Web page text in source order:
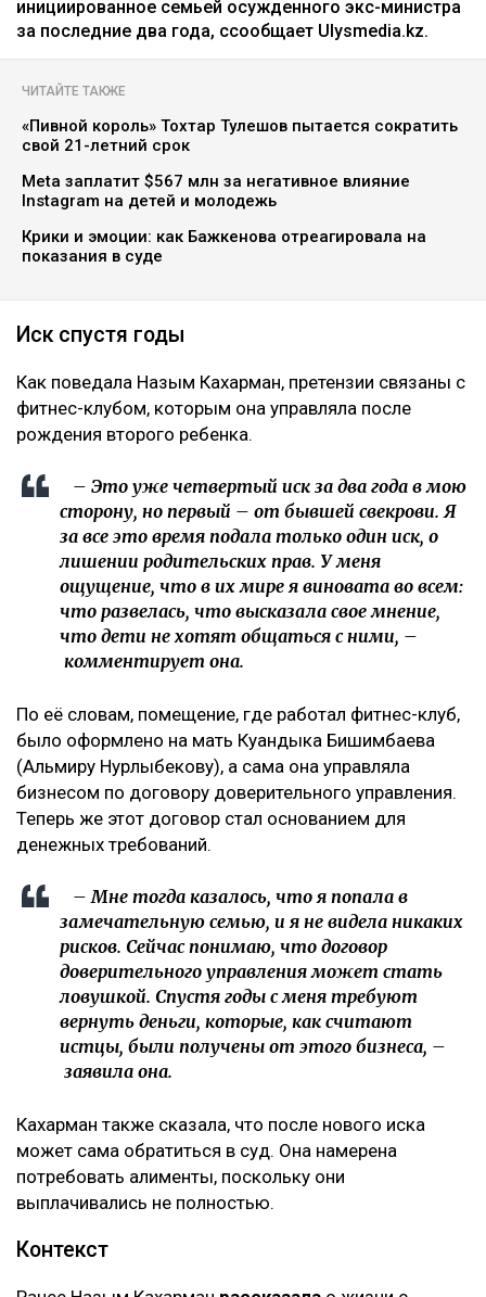
инициированное семьей осужденного экс-министра
за последние два года, ссообщает Ulysmedia.kz.
ЧИТАЙТЕ ТАКЖЕ
«Пивной король» Тохтар Тулешов пытается сократить
свой 21-летний срок
Meta заплатит $567 млн за негативное влияние
Instagram на детей и молодежь
Крики и эмоции: как Бажкенова отреагировала на
показания в суде
Иск спустя годы
Как поведала Назым Кахарман, претензии связаны с
фитнес-клубом, которым она управляла после
рождения второго ребенка.
– Это уже четвертый иск за два года в мою
сторону, но первый – от бывшей свекрови. Я
за все это время подала только один иск, о
лишении родительских прав. У меня
ощущение, что в их мире я виновата во всем:
что развелась, что высказала свое мнение,
что дети не хотят общаться с ними, –
комментирует она.
По её словам, помещение, где работал фитнес-клуб,
было оформлено на мать Куандыка Бишимбаева
(Альмиру Нурлыбекову), а сама она управляла
бизнесом по договору доверительного управления.
Теперь же этот договор стал основанием для
денежных требований.
– Мне тогда казалось, что я попала в
замечательную семью, и я не видела никаких
рисков. Сейчас понимаю, что договор
доверительного управления может стать
ловушкой. Спустя годы с меня требуют
вернуть деньги, которые, как считают
истцы, были получены от этого бизнеса, –
заявила она.
Кахарман также сказала, что после нового иска
может сама обратиться в суд. Она намерена
потребовать алименты, поскольку они
выплачивались не полностью.
Контекст